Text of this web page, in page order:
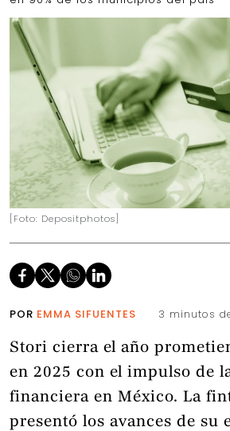
[Foto: Depositphotos]
POR EMMA SIFUENTES 3 minutos
Stori cierra el año
en 2025 con el impulso de
financiera en México. La
presentó los avances de su